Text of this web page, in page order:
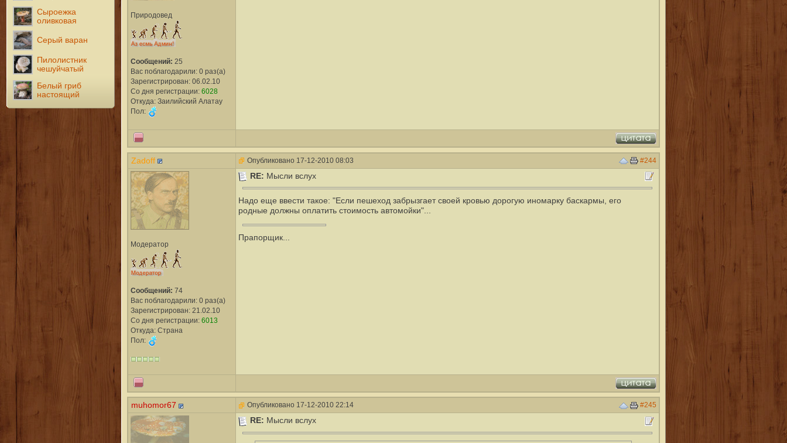
Сыроежка
оливковая
Серый варан
Пилолистник
чешуйчатый
Белый гриб
настоящий
Природовед
Сообщений: 25
Вас поблагодарили: 0 раз(а)
Зарегистрирован: 06.02.10
Со дня регистрации: 6028
Откуда: Заилийский Алатау
Пол:
Zadoff #244
Опубликовано 17-12-2010 08:03
Модератор
Сообщений: 74
Вас поблагодарили: 0 раз(а)
Зарегистрирован: 21.02.10
Со дня регистрации: 6013
Откуда: Страна
Пол:
RE: Мысли вслух
Надо еще ввести такое: "Если пешеход забрызгает своей кровью дорогую иномарку баскармы, его
родные должны оплатить стоимость автомойки"...
Прапорщик...
muhomor67 #245
Опубликовано 17-12-2010 22:14
RE: Мысли вслух